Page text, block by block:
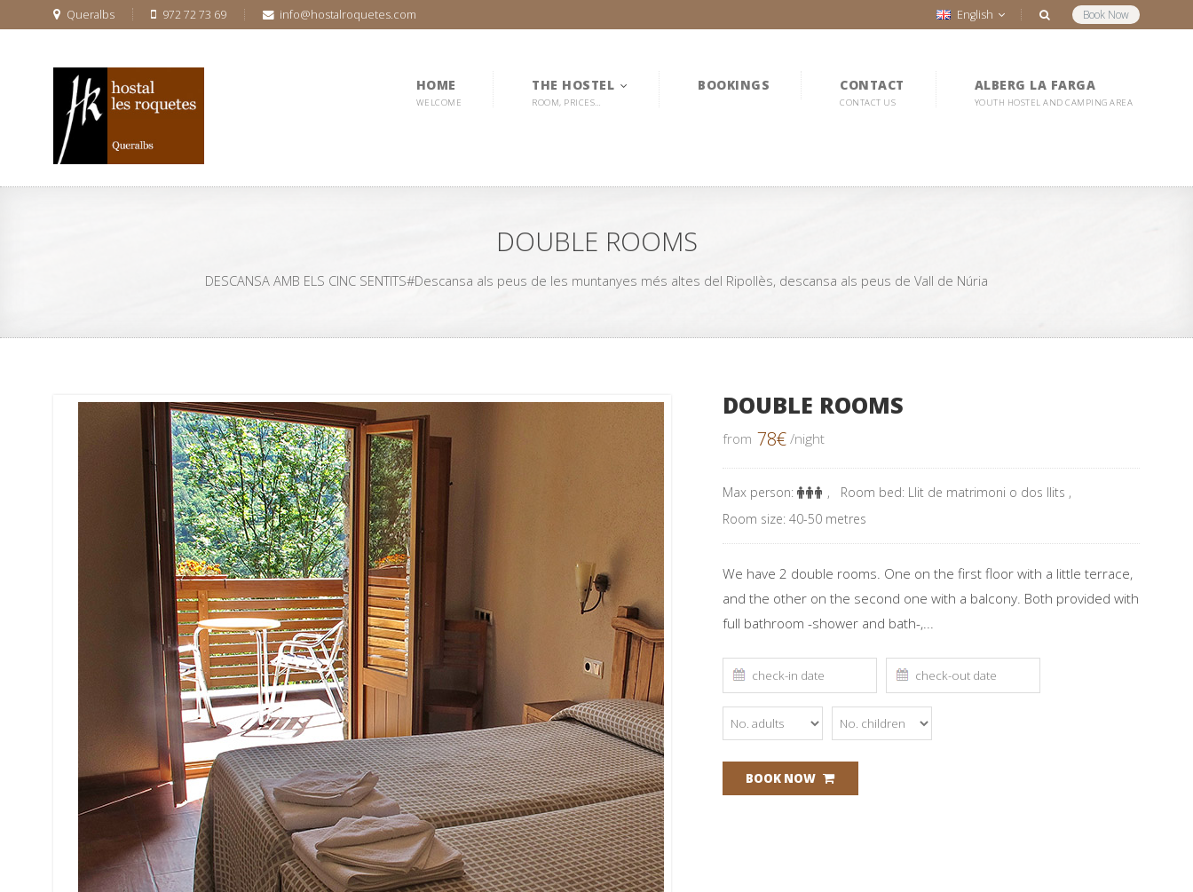
Queralbs 972 72 73 69 info@hostalroquetes.com Book Now
English
HOME
WELCOME
THE HOSTEL
ROOM, PRICES…
BOOKINGS CONTACT
CONTACT US
ALBERG LA FARGA
YOUTH HOSTEL AND CAMPING AREA
DOUBLE ROOMS
DESCANSA AMB ELS CINC SENTITS#Descansa als peus de les muntanyes més altes del Ripollès, descansa als peus de Vall de Núria
DOUBLE ROOMS
from 78€/night
Max person: , Room bed: Llit de matrimoni o dos llits ,
Room size: 40-50 metres
We have 2 double rooms. One on the first floor with a little terrace,
and the other on the second one with a balcony. Both provided with
full bathroom -shower and bath-,...
BOOK NOW